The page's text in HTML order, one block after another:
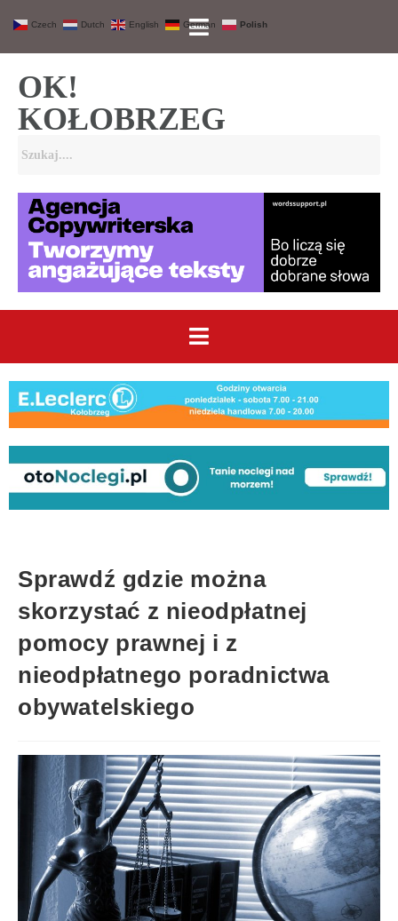
OK!
KOŁOBRZEG
Sprawdź gdzie można
skorzystać z nieodpłatnej
pomocy prawnej i z
nieodpłatnego poradnictwa
obywatelskiego
Czech Dutch English German Polish